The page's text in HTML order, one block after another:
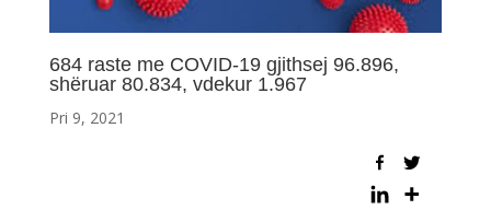
684 raste me COVID-19 gjithsej 96.896,
shëruar 80.834, vdekur 1.967
Pri 9, 2021